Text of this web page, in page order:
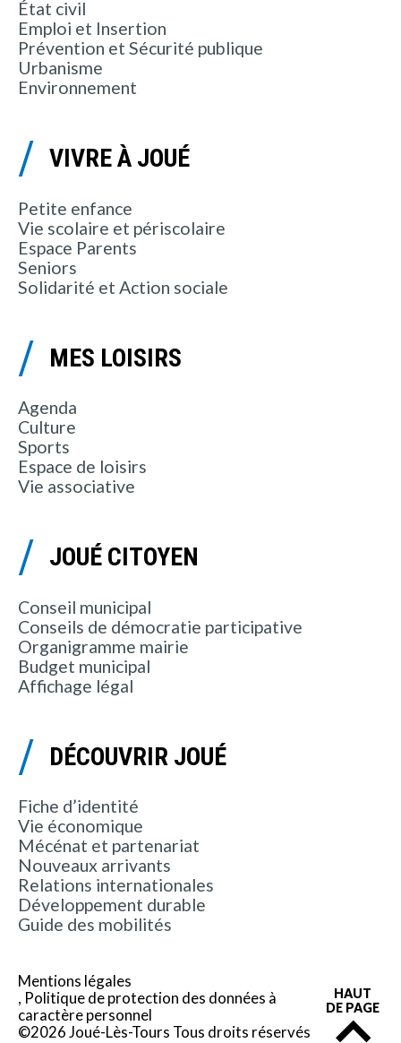
État civil
Emploi et Insertion
Prévention et Sécurité publique
Urbanisme
Environnement
VIVRE À JOUÉ
Petite enfance
Vie scolaire et périscolaire
Espace Parents
Seniors
Solidarité et Action sociale
MES LOISIRS
Agenda
Culture
Sports
Espace de loisirs
Vie associative
JOUÉ CITOYEN
Conseil municipal
Conseils de démocratie participative
Organigramme mairie
Budget municipal
Affichage légal
DÉCOUVRIR JOUÉ
Fiche d’identité
Vie économique
Mécénat et partenariat
Nouveaux arrivants
Relations internationales
Développement durable
Guide des mobilités
Mentions légales
Politique de protection des données à
caractère personnel
©2026 Joué-Lès-Tours Tous droits réservés
HAUT
DE PAGE